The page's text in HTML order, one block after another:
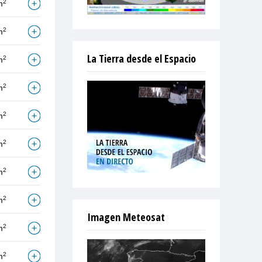
2
2
2
2
2
2
2
2
2
2
La Tierra desde el Espacio
Imagen Meteosat